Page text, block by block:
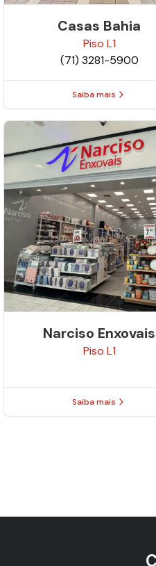
Casas Bahia
Piso L1
(71) 3281-5900
Saiba mais
Narciso Enxovais
Piso L1
Saiba mais